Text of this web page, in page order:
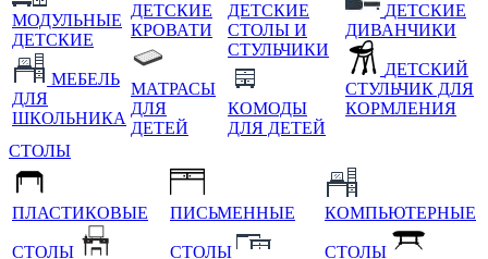
МОДУЛЬНЫЕ
ДЕТСКИЕ
МЕБЕЛЬ
ДЛЯ
ШКОЛЬНИКА
ДЕТСКИЕ
КРОВАТИ
МАТРАСЫ
ДЛЯ
ДЕТЕЙ
ДЕТСКИЕ
СТОЛЫ И
СТУЛЬЧИКИ
КОМОДЫ
ДЛЯ ДЕТЕЙ
ДЕТСКИЕ
ДИВАНЧИКИ
ДЕТСКИЙ
СТУЛЬЧИК ДЛЯ
КОРМЛЕНИЯ
СТОЛЫ
ПЛАСТИКОВЫЕ
СТОЛЫ
ПИСЬМЕННЫЕ
СТОЛЫ
КОМПЬЮТЕРНЫЕ
СТОЛЫ